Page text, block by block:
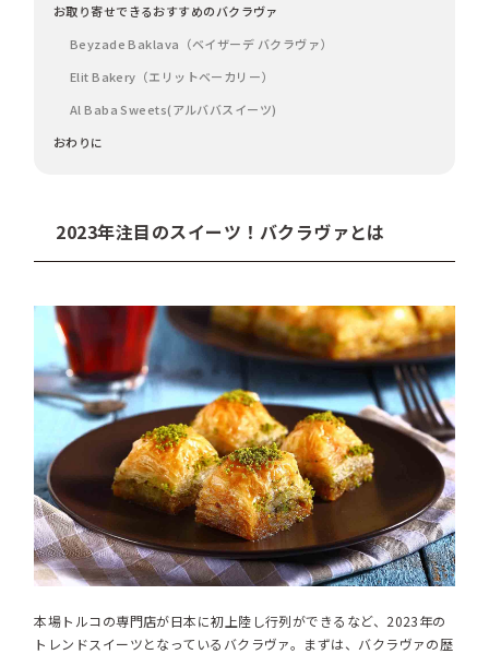
お取り寄せできるおすすめのバクラヴァ
Beyzade Baklava（ベイザーデ バクラヴァ）
Elit Bakery（エリットベーカリー）
Al Baba Sweets(アルババスイーツ)
おわりに
2023年注目のスイーツ！バクラヴァとは
本場トルコの専門店が日本に初上陸し行列ができるなど、2023年の
トレンドスイーツとなっているバクラヴァ。まずは、バクラヴァの歴